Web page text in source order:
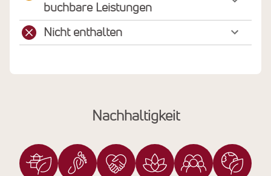
Nachhaltigkeit
buchbare Leistungen
Nicht enthalten